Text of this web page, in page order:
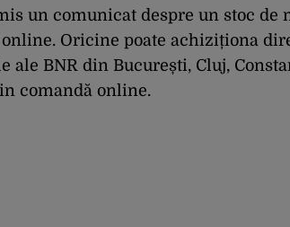
un comunicat despre un stoc de
Oricine poate achiziționa
ale BNR din București, Cluj,
comandă online.